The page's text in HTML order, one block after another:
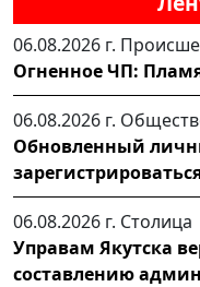
06.08.2026 г.
Огненное ЧП:
06.08.2026 г.
Обновленный
06.08.2026 г. Столица
Управам Якутска
составлению